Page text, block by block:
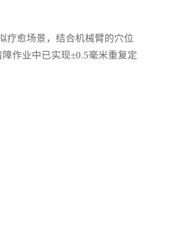
疗愈场景，结合机械臂的穴位
作业中已实现±0.5毫米重复定